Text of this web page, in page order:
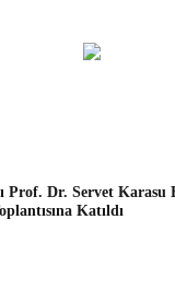
Prof. Dr. Servet Karasu
Katıldı